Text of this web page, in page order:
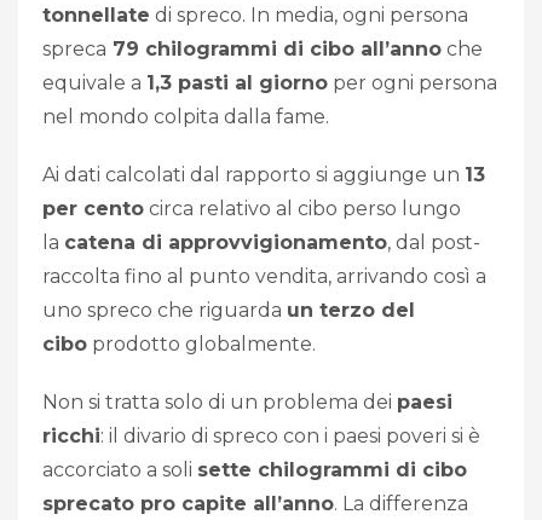
tonnellate di spreco. In media, ogni persona
spreca 79 chilogrammi di cibo all’anno che
equivale a 1,3 pasti al giorno per ogni persona
nel mondo colpita dalla fame.
Ai dati calcolati dal rapporto si aggiunge un 13
per cento circa relativo al cibo perso lungo
la catena di approvvigionamento, dal post-
raccolta fino al punto vendita, arrivando così a
uno spreco che riguarda un terzo del
cibo prodotto globalmente.
Non si tratta solo di un problema dei paesi
ricchi: il divario di spreco con i paesi poveri si è
accorciato a soli sette chilogrammi di cibo
sprecato pro capite all’anno. La differenza